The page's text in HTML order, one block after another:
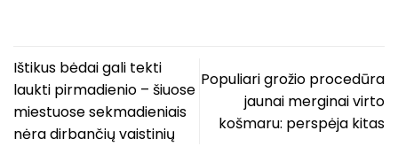
Ištikus bėdai gali tekti
laukti pirmadienio – šiuose
miestuose sekmadieniais
nėra dirbančių vaistinių
Populiari grožio procedūra
jaunai merginai virto
košmaru: perspėja kitas